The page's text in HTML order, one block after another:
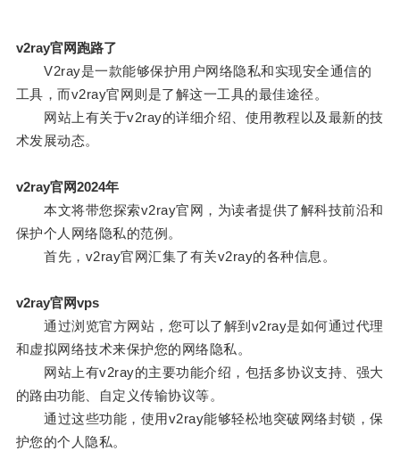
v2ray官网跑路了
V2ray是一款能够保护用户网络隐私和实现安全通信的
工具，而v2ray官网则是了解这一工具的最佳途径。
网站上有关于v2ray的详细介绍、使用教程以及最新的技
术发展动态。
v2ray官网2024年
本文将带您探索v2ray官网，为读者提供了解科技前沿和
保护个人网络隐私的范例。
首先，v2ray官网汇集了有关v2ray的各种信息。
v2ray官网vps
通过浏览官方网站，您可以了解到v2ray是如何通过代理
和虚拟网络技术来保护您的网络隐私。
网站上有v2ray的主要功能介绍，包括多协议支持、强大
的路由功能、自定义传输协议等。
通过这些功能，使用v2ray能够轻松地突破网络封锁，保
护您的个人隐私。